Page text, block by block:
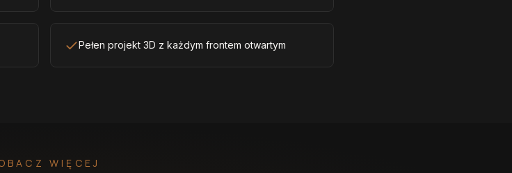
Pełen projekt 3D z każdym frontem otwartym
WIĘCEJ